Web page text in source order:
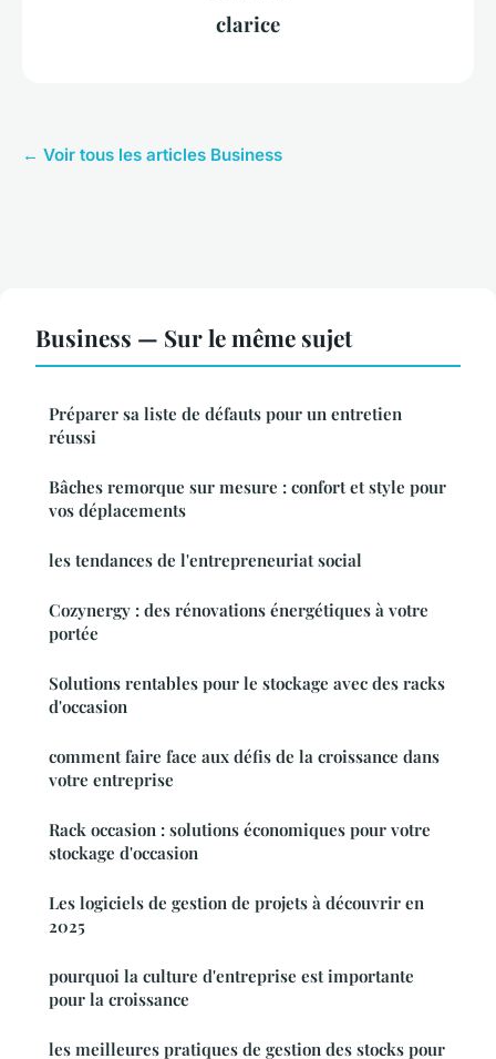
clarice
← Voir tous les articles Business
Business — Sur le même sujet
Préparer sa liste de défauts pour un entretien
réussi
Bâches remorque sur mesure : confort et style pour
vos déplacements
les tendances de l'entrepreneuriat social
Cozynergy : des rénovations énergétiques à votre
portée
Solutions rentables pour le stockage avec des racks
d'occasion
comment faire face aux défis de la croissance dans
votre entreprise
Rack occasion : solutions économiques pour votre
stockage d'occasion
Les logiciels de gestion de projets à découvrir en
2025
pourquoi la culture d'entreprise est importante
pour la croissance
les meilleures pratiques de gestion des stocks pour